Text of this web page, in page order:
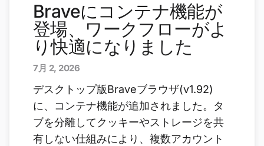
Braveにコンテナ機能が
登場、ワークフローがよ
り快適になりました
7月 2, 2026
デスクトップ版Braveブラウザ(v1.92)
に、コンテナ機能が追加されました。タ
ブを分離してクッキーやストレージを共
有しない仕組みにより、複数アカウント